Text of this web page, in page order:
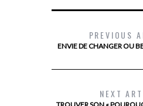
PREVIOUS
ENVIE DE CHANGER OU
NEXT